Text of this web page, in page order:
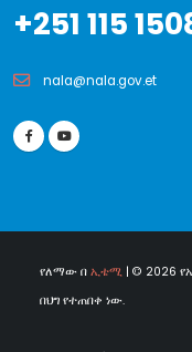
+251 115
nala@nala.gov.et
የለማው በ ኢቴሚ | © 2026
በህግ የተጠበቀ ነው.